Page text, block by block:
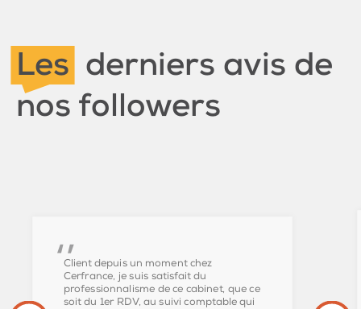
Les derniers avis de
nos followers
Client depuis un moment chez
Cerfrance, je suis satisfait du
professionnalisme de ce cabinet, que ce
soit du 1er RDV, au suivi comptable qui